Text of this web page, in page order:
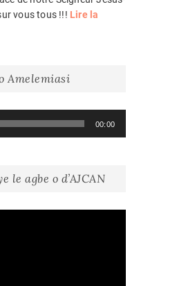
vous tous !!! Lire la
Amelemiasi
00:00
le agbe o d’AJCAN